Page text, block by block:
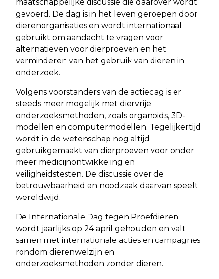
maatschappelijke discussie die daarover wordt
gevoerd. De dag is in het leven geroepen door
dierenorganisaties en wordt internationaal
gebruikt om aandacht te vragen voor
alternatieven voor dierproeven en het
verminderen van het gebruik van dieren in
onderzoek.
Volgens voorstanders van de actiedag is er
steeds meer mogelijk met diervrije
onderzoeksmethoden, zoals organoids, 3D-
modellen en computermodellen. Tegelijkertijd
wordt in de wetenschap nog altijd
gebruikgemaakt van dierproeven voor onder
meer medicijnontwikkeling en
veiligheidstesten. De discussie over de
betrouwbaarheid en noodzaak daarvan speelt
wereldwijd.
De Internationale Dag tegen Proefdieren
wordt jaarlijks op 24 april gehouden en valt
samen met internationale acties en campagnes
rondom dierenwelzijn en
onderzoeksmethoden zonder dieren.